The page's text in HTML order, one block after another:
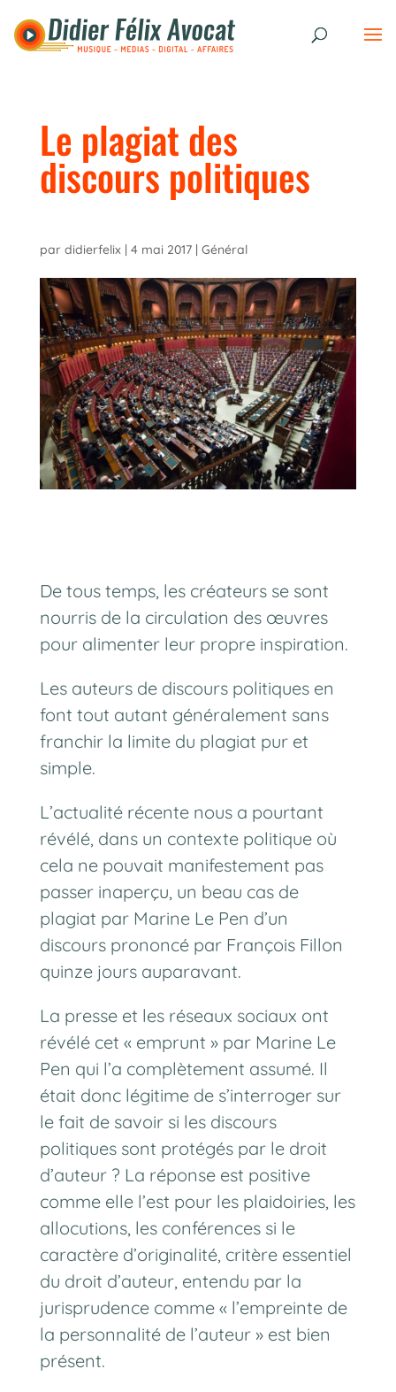
Le plagiat des
discours politiques
par didierfelix| 4 mai 2017| Général
De tous temps, les créateurs se sont
nourris de la circulation des œuvres
pour alimenter leur propre inspiration.
Les auteurs de discours politiques en
font tout autant généralement sans
franchir la limite du plagiat pur et
simple.
L’actualité récente nous a pourtant
révélé, dans un contexte politique où
cela ne pouvait manifestement pas
passer inaperçu, un beau cas de
plagiat par Marine Le Pen d’un
discours prononcé par François Fillon
quinze jours auparavant.
La presse et les réseaux sociaux ont
révélé cet « emprunt » par Marine Le
Pen qui l’a complètement assumé. Il
était donc légitime de s’interroger sur
le fait de savoir si les discours
politiques sont protégés par le droit
d’auteur ? La réponse est positive
comme elle l’est pour les plaidoiries, les
allocutions, les conférences si le
caractère d’originalité, critère essentiel
du droit d’auteur, entendu par la
jurisprudence comme « l’empreinte de
la personnalité de l’auteur » est bien
présent.